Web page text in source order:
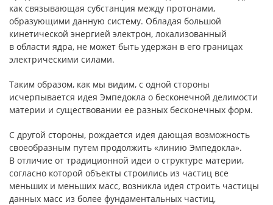
как связывающая субстанция между протонами,
образующими данную систему. Обладая большой
кинетической энергией электрон, локализованный
в области ядра, не может быть удержан в его границах
электрическими силами.
Таким образом, как мы видим, с одной стороны
исчерпывается идея Эмпедокла о бесконечной делимости
материи и существовании ее разных бесконечных форм.
С другой стороны, рождается идея дающая возможность
своеобразным путем продолжить «линию Эмпедокла».
В отличие от традиционной идеи о структуре материи,
согласно которой объекты строились из частиц все
меньших и меньших масс, возникла идея строить частицы
данных масс из более фундаментальных частиц,